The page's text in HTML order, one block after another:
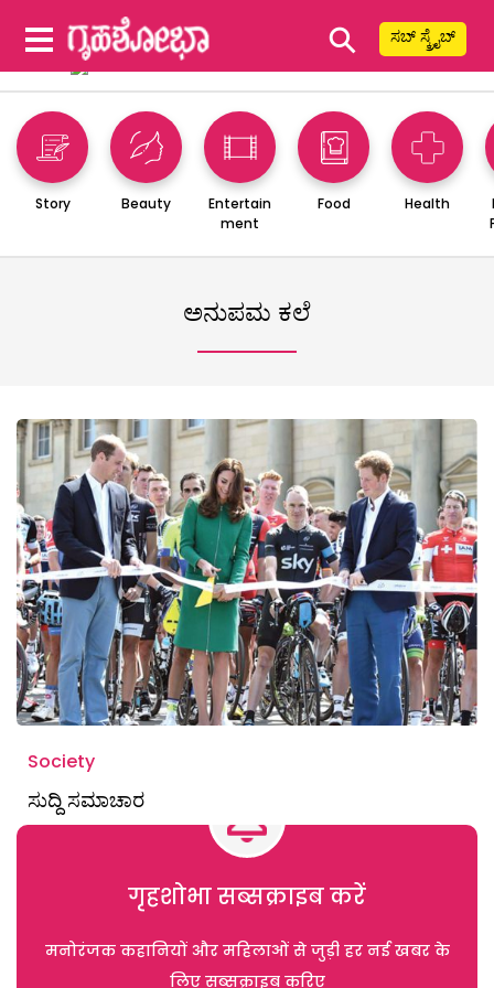
⚲ ಸಬ್ ಸ್ಕ್ರೈಬ್
Story Beauty
Entertain
ment
Food Health
ಅನುಪಮ ಕಲೆ
Society
ಸುದ್ದಿ ಸಮಾಚಾರ
गृहशोभा सब्सक्राइब करें
मनोरंजक कहानियों और महिलाओं से जुड़ी हर नई खबर के
लिए सब्सक्राइब करिए